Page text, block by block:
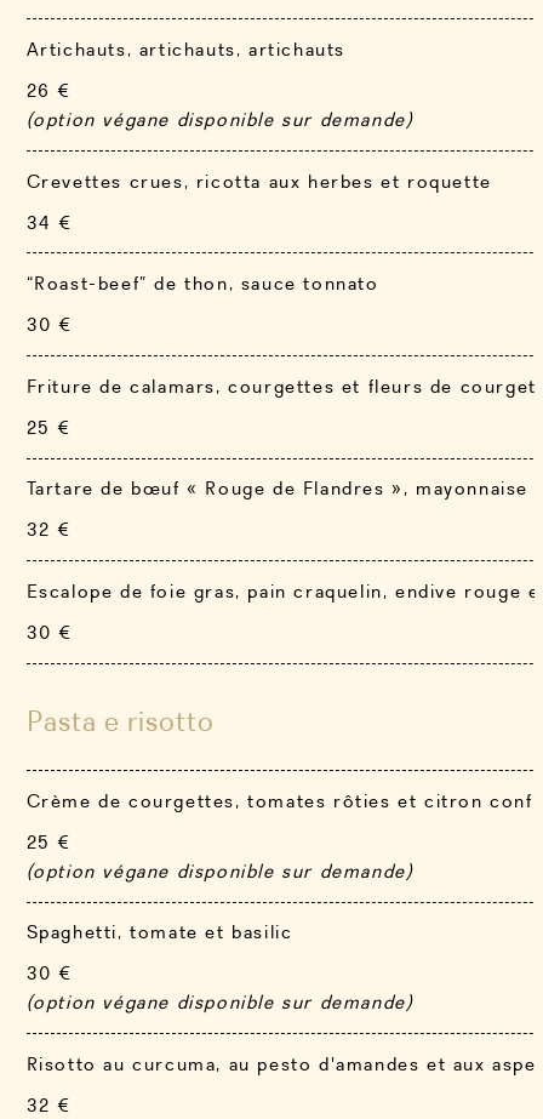
Artichauts, artichauts, artichauts
26 €
(option végane disponible sur demande)
Crevettes crues, ricotta aux herbes et roquette
34 €
“Roast-beef” de thon, sauce tonnato
30 €
Friture de calamars, courgettes et fleurs de
25 €
Tartare de bœuf « Rouge de Flandres »,
32 €
Escalope de foie gras, pain craquelin, endive rouge
30 €
Pasta e risotto
Crème de courgettes, tomates rôties et citron
25 €
(option végane disponible sur demande)
Spaghetti, tomate et basilic
30 €
(option végane disponible sur demande)
Risotto au curcuma, au pesto d'amandes et aux
32 €